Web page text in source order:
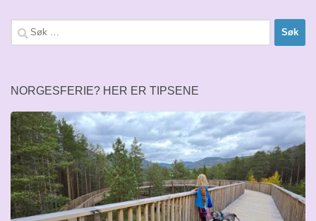
Søk
etter:
NORGESFERIE? HER ER TIPSENE